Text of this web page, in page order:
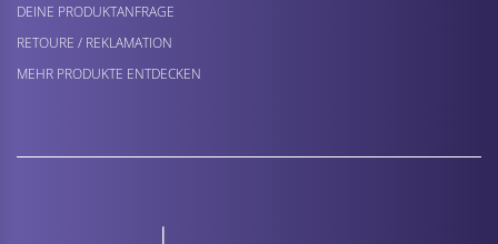
DEINE PRODUKTANFRAGE
RETOURE / REKLAMATION
MEHR PRODUKTE ENTDECKEN